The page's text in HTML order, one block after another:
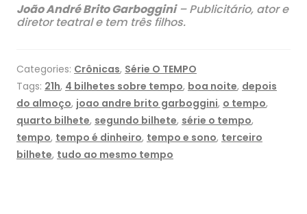
João André Brito Garboggini– Publicitário, ator e
diretor teatral e tem três filhos.
Categories: Crônicas, Série O TEMPO
Tags: 21h, 4 bilhetes sobre tempo, boa noite, depois
do almoço, joao andre brito garboggini, o tempo,
quarto bilhete, segundo bilhete, série o tempo,
tempo, tempo é dinheiro, tempo e sono, terceiro
bilhete, tudo ao mesmo tempo